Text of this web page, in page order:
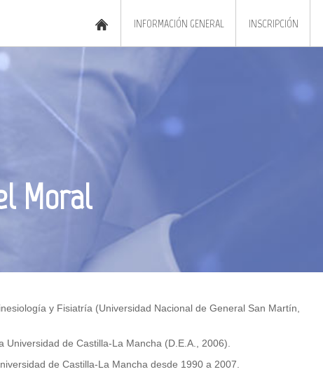
INFORMACIÓN GENERAL INSCRIPCIÓN
Moral
y Fisiatría (Universidad Nacional de General San Martín,
Universidad de Castilla-La Mancha (D.E.A., 2006).
de Castilla-La Mancha desde 1990 a 2007.